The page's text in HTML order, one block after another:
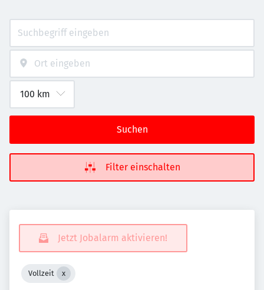
Suchen
Filter einschalten
Jetzt Jobalarm aktivieren!
Vollzeit